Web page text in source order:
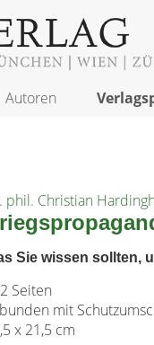
Autoren
phil. Christian
Sie wissen sollten,
Seiten
mit
x 21,5 cm